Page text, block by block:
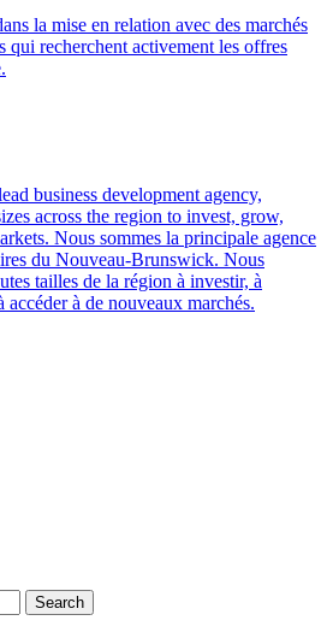
la mise en relation avec des marchés
qui recherchent activement les offres
business development agency,
across the region to invest, grow,
Nous sommes la principale agence
du Nouveau-Brunswick. Nous
tailles de la région à investir, à
accéder à de nouveaux marchés.